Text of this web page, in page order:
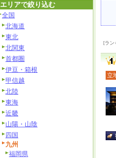
[ラン
立
エリアで絞り込む
全国
北海道
東北
北関東
首都圏
伊豆・箱根
甲信越
北陸
東海
近畿
山陽・山陰
四国
九州
福岡県